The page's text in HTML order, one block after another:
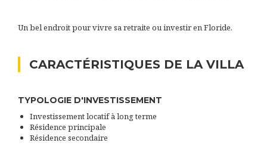
Un bel endroit pour vivre sa retraite ou investir en Floride.
CARACTÉRISTIQUES DE LA VILLA
TYPOLOGIE D'INVESTISSEMENT
Investissement locatif à long terme
Résidence principale
Résidence secondaire